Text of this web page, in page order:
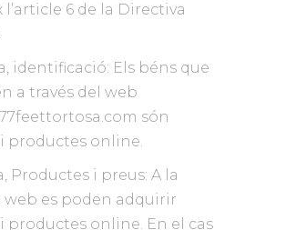
l’article 6 de la Directiva
identificació: Els béns que
a través del web
són
i productes online.
Productes i preus: A la
web es poden adquirir
productes online. En el cas